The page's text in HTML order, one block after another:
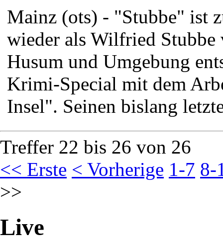
Mainz (ots) - "Stubbe" ist
wieder als Wilfried
Husum und Umgebung
Krimi-Special mit dem
Insel". Seinen bislang
Treffer 22 bis 26 von 26
<< Erste < Vorherige 1-7 8-
>>
Live